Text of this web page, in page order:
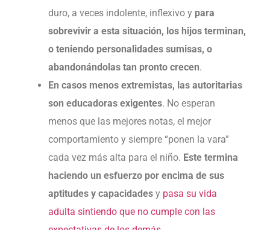
duro, a veces indolente, inflexivo y para
sobrevivir a esta situación, los hijos terminan,
o teniendo personalidades sumisas, o
abandonándolas tan pronto crecen.
En casos menos extremistas, las autoritarias
son educadoras exigentes. No esperan
menos que las mejores notas, el mejor
comportamiento y siempre “ponen la vara”
cada vez más alta para el niño. Este termina
haciendo un esfuerzo por encima de sus
aptitudes y capacidades y pasa su vida
adulta sintiendo que no cumple con las